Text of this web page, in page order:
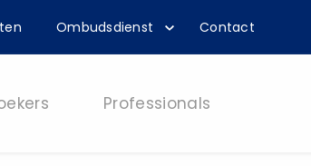
Ombudsdienst Contact
Professionals